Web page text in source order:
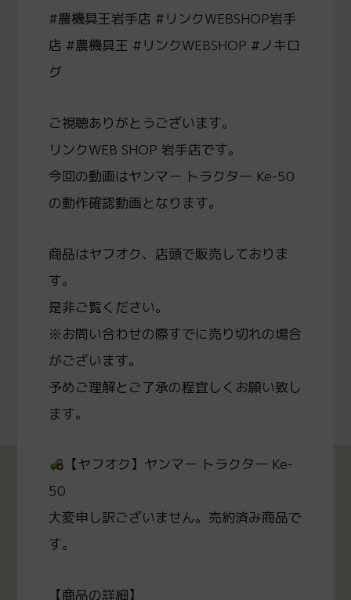
#農機具王岩手店 #リンクWEBSHOP岩手
店 #農機具王 #リンクWEBSHOP #ノキロ
グ
ご視聴ありがとうございます。
リンクWEB SHOP 岩手店です。
今回の動画はヤンマー トラクター Ke-50
の動作確認動画となります。
商品はヤフオク、店頭で販売しておりま
す。
是非ご覧ください。
※お問い合わせの際すでに売り切れの場合
がございます。
予めご理解とご了承の程宜しくお願い致し
ます。
【ヤフオク】ヤンマー トラクター Ke-
50
大変申し訳ございません。売約済み商品で
す。
【商品の詳細】